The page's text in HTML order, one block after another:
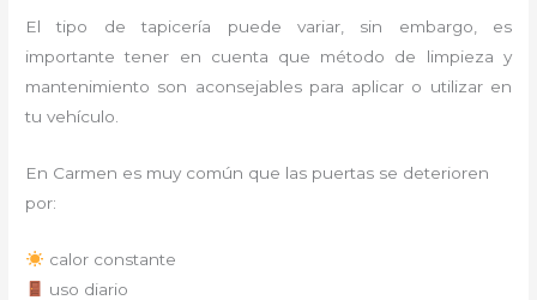
El tipo de tapicería puede variar, sin embargo, es
importante tener en cuenta que método de limpieza y
mantenimiento son aconsejables para aplicar o utilizar en
tu vehículo.
En Carmen es muy común que las puertas se deterioren
por:
calor constante
uso diario